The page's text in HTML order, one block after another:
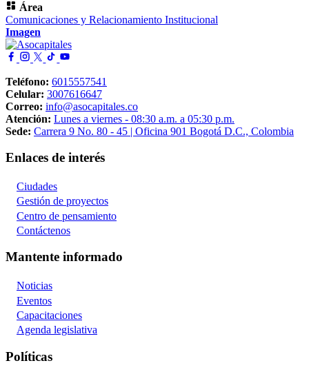
Área
Comunicaciones y Relacionamiento Institucional
Imagen
Teléfono: 6015557541
Celular: 3007616647
Correo: info@asocapitales.co
Atención: Lunes a viernes - 08:30 a.m. a 05:30 p.m.
Sede: Carrera 9 No. 80 - 45 | Oficina 901 Bogotá D.C., Colombia
Enlaces de interés
Ciudades
Gestión de proyectos
Centro de pensamiento
Contáctenos
Mantente informado
Noticias
Eventos
Capacitaciones
Agenda legislativa
Políticas